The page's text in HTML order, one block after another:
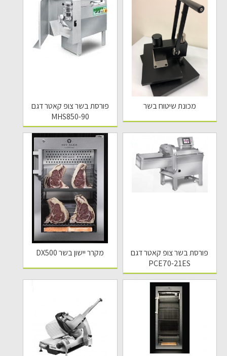
מכונת שיטוח בשר
פורסת בשר צופ קאטר דגם
MHS850-90
פורסת בשר צופ קאטר דגם
PCE70-21ES
מקרר יישון בשר DX500